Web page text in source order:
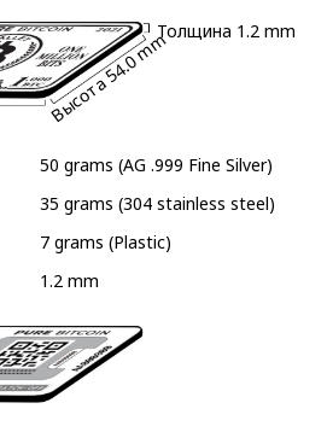
Высота
54.0 mmТолщина 1.2 mm
50 grams (AG .999 Fine Silver)
35 grams (304 stainless steel)
7 grams (Plastic)
1.2 mm